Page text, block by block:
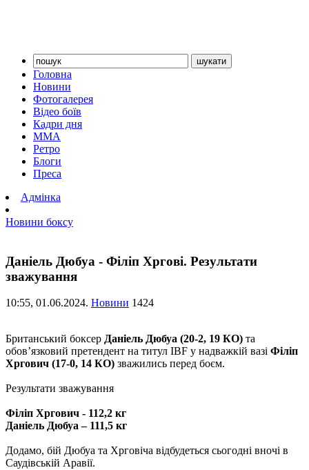
Головна
Новини
Фотогалерея
Відео боїв
Кадри дня
ММА
Ретро
Блоги
Преса
Адмінка
Новини боксу
Даніель Дюбуа - Філіп Хргові. Результати
зважування
10:55, 01.06.2024. Новини 1424
Британський боксер Даніель Дюбуа (20-2, 19 КО) та
обов’язковий претендент на титул IBF у надважкій вазі Філіп
Хргович (17-0, 14 КО) зважились перед боєм.
Результати зважування
Філіп Хргович - 112,2 кг
Даніель Дюбуа – 111,5 кг
Додамо, бій Дюбуа та Хрговіча відбудеться сьогодні вночі в
Саудівській Аравії.